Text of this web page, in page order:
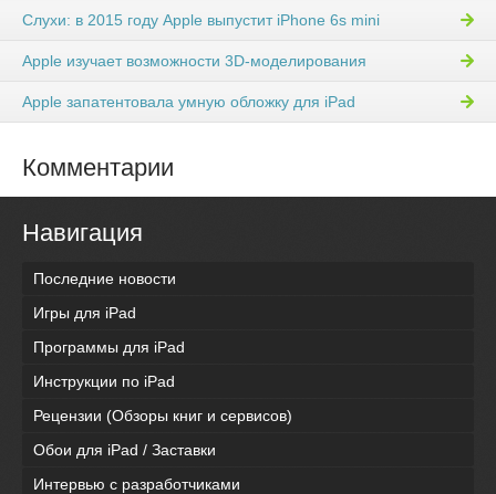
Слухи: в 2015 году Apple выпустит iPhone 6s mini
Apple изучает возможности 3D-моделирования
Apple запатентовала умную обложку для iPad
Комментарии
Навигация
Последние новости
Игры для iPad
Программы для iPad
Инструкции по iPad
Рецензии (Обзоры книг и сервисов)
Обои для iPad / Заставки
Интервью с разработчиками